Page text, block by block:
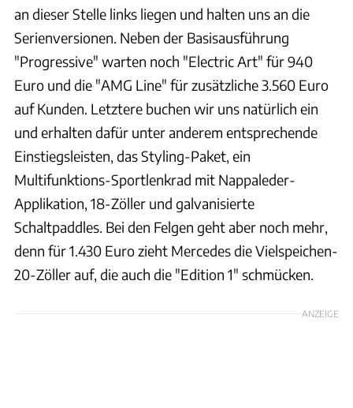
an dieser Stelle links liegen und halten uns an die
Serienversionen. Neben der Basisausführung
"Progressive" warten noch "Electric Art" für 940
Euro und die "AMG Line" für zusätzliche 3.560 Euro
auf Kunden. Letztere buchen wir uns natürlich ein
und erhalten dafür unter anderem entsprechende
Einstiegsleisten, das Styling-Paket, ein
Multifunktions-Sportlenkrad mit Nappaleder-
Applikation, 18-Zöller und galvanisierte
Schaltpaddles. Bei den Felgen geht aber noch mehr,
denn für 1.430 Euro zieht Mercedes die Vielspeichen-
20-Zöller auf, die auch die "Edition 1" schmücken.
ANZEIGE